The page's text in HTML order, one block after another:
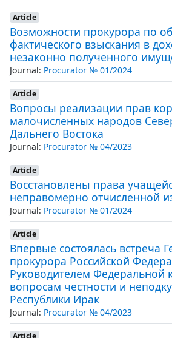
Article
Возможности прокурора по
фактического взыскания в
незаконно полученного
Journal: Procurator № 01/2024
Article
Вопросы реализации прав
малочисленных народов
Дальнего Востока
Journal: Procurator № 04/2023
Article
Восстановлены права
неправомерно отчисленной
Journal: Procurator № 01/2024
Article
Впервые состоялась встреча
прокурора Российской
Руководителем Федеральной
вопросам честности и
Республики Ирак
Journal: Procurator № 04/2023
Article